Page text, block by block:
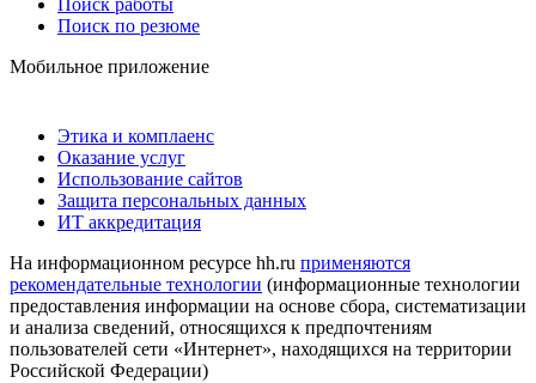
Поиск по резюме
Мобильное приложение
Этика и комплаенс
Оказание услуг
Использование сайтов
Защита персональных данных
ИТ аккредитация
На информационном ресурсе hh.ru применяются
рекомендательные технологии (информационные технологии
предоставления информации на основе сбора, систематизации
и анализа сведений, относящихся к предпочтениям
пользователей сети «Интернет», находящихся на территории
Российской Федерации)